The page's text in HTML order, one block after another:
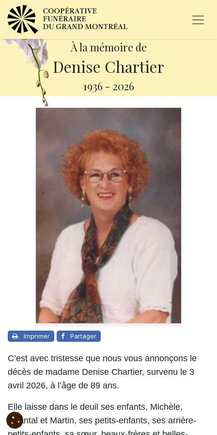
À la mémoire de
Denise Chartier
1936 - 2026
Imprimer Partager
C’est avec tristesse que nous vous annonçons le
décès de madame Denise Chartier, survenu le 3
avril 2026, à l’âge de 89 ans.
Elle laisse dans le deuil ses enfants, Michèle,
Chantal et Martin, ses petits-enfants, ses arrière-